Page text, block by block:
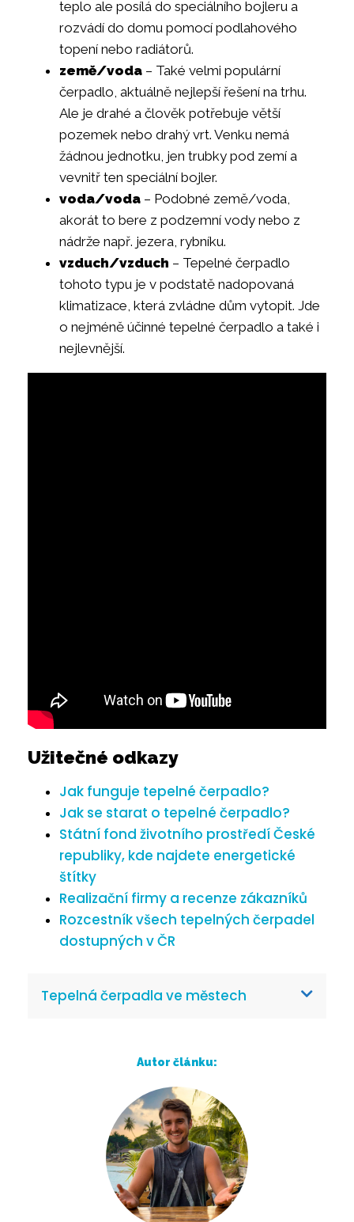
teplo ale posílá do speciálního bojleru a
rozvádí do domu pomocí podlahového
topení nebo radiátorů.
země/voda – Také velmi populární
čerpadlo, aktuálně nejlepší řešení na trhu.
Ale je drahé a člověk potřebuje větší
pozemek nebo drahý vrt. Venku nemá
žádnou jednotku, jen trubky pod zemí a
vevnitř ten speciální bojler.
voda/voda – Podobné země/voda,
akorát to bere z podzemní vody nebo z
nádrže např. jezera, rybníku.
vzduch/vzduch – Tepelné čerpadlo
tohoto typu je v podstatě nadopovaná
klimatizace, která zvládne dům vytopit. Jde
o nejméně účinné tepelné čerpadlo a také i
nejlevnější.
Užitečné odkazy
Jak funguje tepelné čerpadlo?
Jak se starat o tepelné čerpadlo?
Státní fond životního prostředí České
republiky, kde najdete energetické
štítky
Realizační firmy a recenze zákazníků
Rozcestník všech tepelných čerpadel
dostupných v ČR
Tepelná čerpadla ve městech
Autor článku: